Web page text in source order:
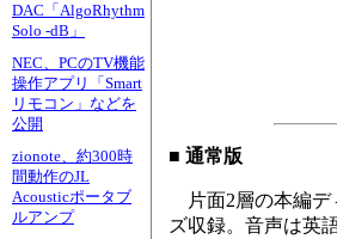
DAC「AlgoRhythm
Solo -dB」
NEC、PCのTV機能
操作アプリ「Smart
リモコン」などを
公開
zionote、約300時
間動作のJL
Acousticポータブ
ルアンプ
■ 通常版
片面2層の本編デ
ズ収録。音声は英